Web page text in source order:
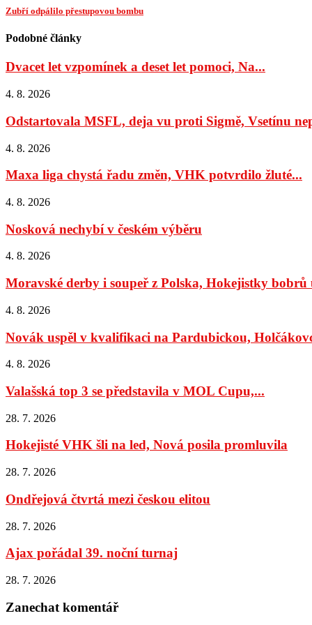
Zubří odpálilo přestupovou bombu
Podobné články
Dvacet let vzpomínek a deset let pomoci, Na...
4. 8. 2026
Odstartovala MSFL, deja vu proti Sigmě, Vsetínu
4. 8. 2026
Maxa liga chystá řadu změn, VHK potvrdilo žluté...
4. 8. 2026
Nosková nechybí v českém výběru
4. 8. 2026
Moravské derby i soupeř z Polska, Hokejistky bobrů
4. 8. 2026
Novák uspěl v kvalifikaci na Pardubickou,
4. 8. 2026
Valašská top 3 se představila v MOL Cupu,...
28. 7. 2026
Hokejisté VHK šli na led, Nová posila promluvila
28. 7. 2026
Ondřejová čtvrtá mezi českou elitou
28. 7. 2026
Ajax pořádal 39. noční turnaj
28. 7. 2026
Zanechat komentář